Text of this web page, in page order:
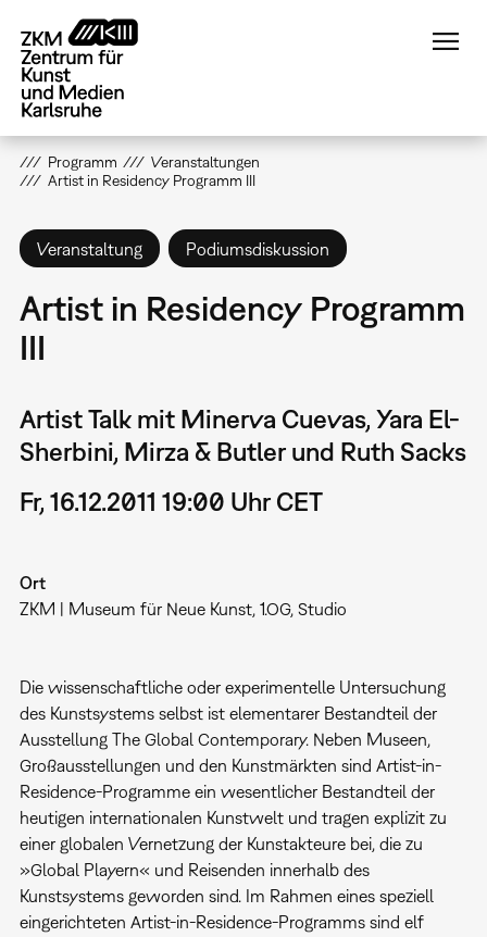
zum
Inhalt
Programm
Veranstaltungen
Artist in Residency Programm III
Veranstaltung Podiumsdiskussion
Artist in Residency Programm
III
Artist Talk mit Minerva Cuevas, Yara El-
Sherbini, Mirza & Butler und Ruth Sacks
Fr, 16.12.2011 19:00 Uhr CET
Ort
ZKM | Museum für Neue Kunst, 1.OG, Studio
Die wissenschaftliche oder experimentelle Untersuchung
des Kunstsystems selbst ist elementarer Bestandteil der
Ausstellung The Global Contemporary. Neben Museen,
Großausstellungen und den Kunstmärkten sind Artist-in-
Residence-Programme ein wesentlicher Bestandteil der
heutigen internationalen Kunstwelt und tragen explizit zu
einer globalen Vernetzung der Kunstakteure bei, die zu
»Global Playern« und Reisenden innerhalb des
Kunstsystems geworden sind. Im Rahmen eines speziell
eingerichteten Artist-in-Residence-Programms sind elf